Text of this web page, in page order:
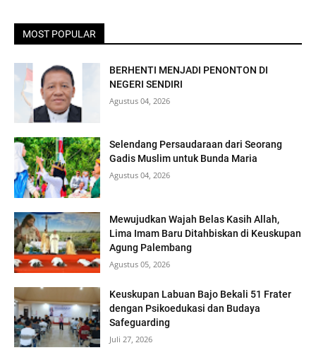
MOST POPULAR
BERHENTI MENJADI PENONTON DI
NEGERI SENDIRI
Agustus 04, 2026
Selendang Persaudaraan dari Seorang
Gadis Muslim untuk Bunda Maria
Agustus 04, 2026
Mewujudkan Wajah Belas Kasih Allah,
Lima Imam Baru Ditahbiskan di Keuskupan
Agung Palembang
Agustus 05, 2026
Keuskupan Labuan Bajo Bekali 51 Frater
dengan Psikoedukasi dan Budaya
Safeguarding
Juli 27, 2026